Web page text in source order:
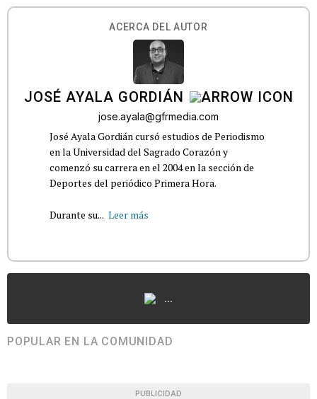
ACERCA DEL AUTOR
JOSÉ AYALA GORDIÁN
jose.ayala@gfrmedia.com
José Ayala Gordián cursó estudios de Periodismo
en la Universidad del Sagrado Corazón y
comenzó su carrera en el 2004 en la sección de
Deportes del periódico Primera Hora.
Durante su... Leer más
...
POPULAR EN LA COMUNIDAD
PUBLICIDAD